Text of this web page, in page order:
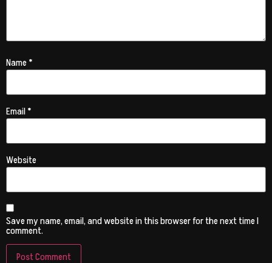
Name*
Email*
Website
Save my name, email, and website in this browser for the next time I
comment.